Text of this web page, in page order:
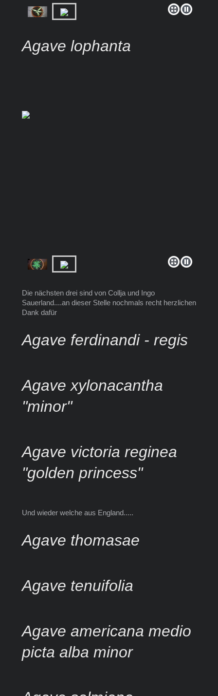
Agave lophanta
Die nächsten drei sind von Collja und Ingo
Sauerland....an dieser Stelle nochmals recht herzlichen
Dank dafür
Agave ferdinandi - regis
Agave xylonacantha
"minor"
Agave victoria reginea
"golden princess"
Und wieder welche aus England.....
Agave thomasae
Agave tenuifolia
Agave americana medio
picta alba minor